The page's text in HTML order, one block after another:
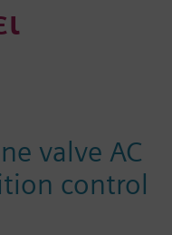
valve AC
control